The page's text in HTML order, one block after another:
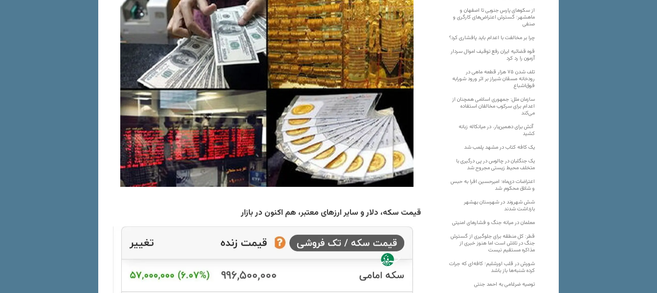
قیمت سکه، دلار و سایر ارزهای معتبر، هم اکنون در بازار
از سکوهای پارس جنوبی تا اصفهان و
ماهشهر؛ گسترش اعتراض‌های کارگری و
صنفی
چرا بر مخالفت با اعدام باید پافشاری کرد؟
قوه قضائیه ایران رفع توقیف اموال سردار
آزمون را رد کرد
تلف شدن ۷۵ هزار قطعه ماهی در
رودخانه مسقان شیراز بر اثر ورود شورابه
فوق‌اشباع
سازمان ملل: جمهوری اسلامی همچنان از
اعدام برای سرکوب مخالفان استفاده
می‌کند
آتش برای دهمین‌بار، در میانکاله زبانه
کشید
یک کافه کتاب در مشهد پلمب شد
یک جنگلبان در چالوس در پی درگیری با
متخلف محیط زیستی مجروح شد
اعتراضات دی‌ماه؛ امیرحسین افرا به حبس
و شلاق محکوم شد
شش شهروند در شهرستان بهشهر
بازداشت شدند
معلمان در میانه جنگ و فشارهای امنیتی
قطر: کل منطقه برای جلوگیری از گسترش
جنگ در تلاش است اما هنوز خبری از
مذاکره مستقیم نیست
شورش در قلب اورشلیم؛ کافه‌ای که جرات
کرده شنبه‌ها باز باشد
توصیه ضرغامی به احمد جنتی